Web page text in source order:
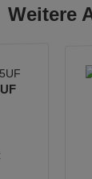
Weitere